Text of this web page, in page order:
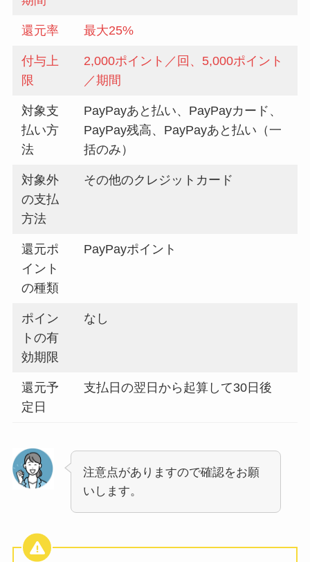
還元率 最大25%
付与上
限
2,000ポイント／回、5,000ポイント
／期間
対象支
払い方
法
PayPayあと払い、PayPayカード、
PayPay残高、PayPayあと払い（一
括のみ）
対象外
の支払
方法
その他のクレジットカード
還元ポ
イント
の種類
PayPayポイント
ポイン
トの有
効期限
なし
還元予
定日
支払日の翌日から起算して30日後
注意点がありますので確認をお願
いします。